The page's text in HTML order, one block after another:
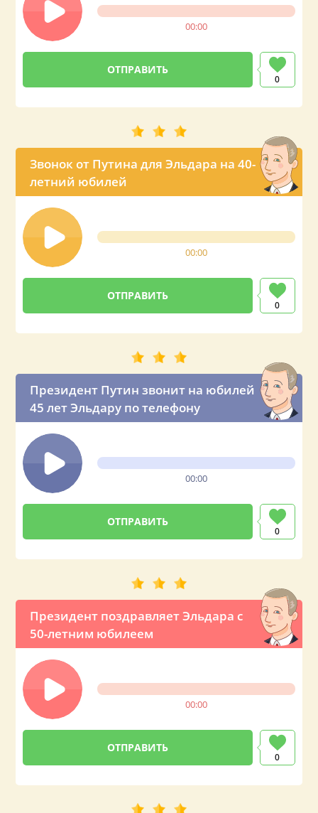
00:00
0
Звонок от Путина для Эльдара на 40-
летний юбилей
00:00
0
Президент Путин звонит на юбилей
45 лет Эльдару по телефону
00:00
0
Президент поздравляет Эльдара с
50-летним юбилеем
00:00
0